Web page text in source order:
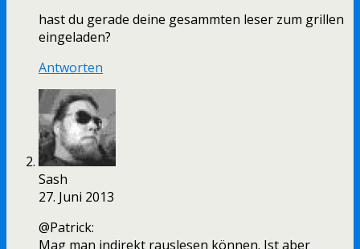
hast du gerade deine gesammten leser zum grillen
eingeladen?
Antworten
Sash
27. Juni 2013
@Patrick:
Mag man indirekt rauslesen können. Ist aber